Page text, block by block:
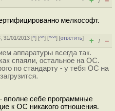
мелкософт.
31/01/2013 [^] [^^] [^^^] [ответить]
+ / –
аппаратуры всегда так.
спаяли, остальное на ОС.
по стандарту - у тебя ОС на
себе программные
к ОС никакого отношения.